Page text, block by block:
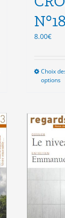
N°18
8.00€
Choix
options